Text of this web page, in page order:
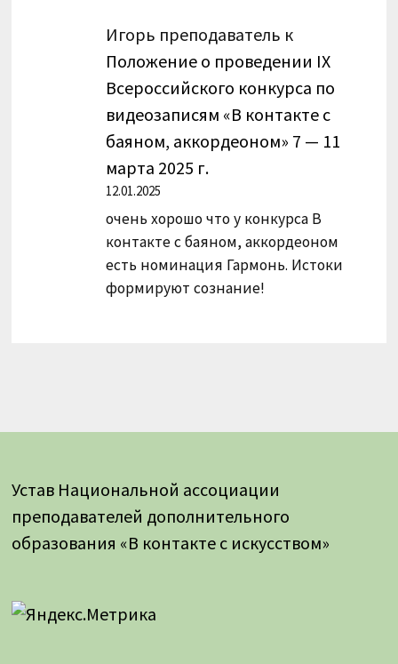
Игорь преподаватель к
Положение о проведении IX
Всероссийского конкурса по
видеозаписям «В контакте с
баяном, аккордеоном» 7 — 11
марта 2025 г.
12.01.2025
очень хорошо что у конкурса В
контакте с баяном, аккордеоном
есть номинация Гармонь. Истоки
формируют сознание!
Устав Национальной ассоциации
преподавателей дополнительного
образования «В контакте с искусством»